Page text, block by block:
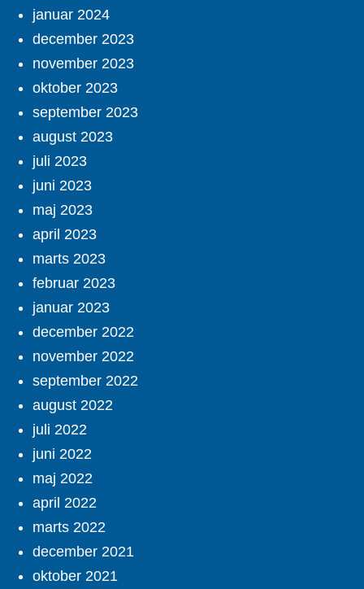
januar 2024
december 2023
november 2023
oktober 2023
september 2023
august 2023
juli 2023
juni 2023
maj 2023
april 2023
marts 2023
februar 2023
januar 2023
december 2022
november 2022
september 2022
august 2022
juli 2022
juni 2022
maj 2022
april 2022
marts 2022
december 2021
oktober 2021